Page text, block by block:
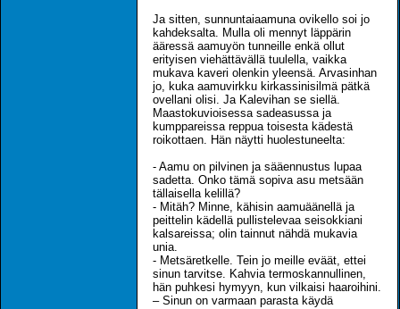
Ja sitten, sunnuntaiaamuna ovikello soi jo
kahdeksalta. Mulla oli mennyt läppärin
ääressä aamuyön tunneille enkä ollut
erityisen viehättävällä tuulella, vaikka
mukava kaveri olenkin yleensä. Arvasinhan
jo, kuka aamuvirkku kirkassinisilmä pätkä
ovellani olisi. Ja Kalevihan se siellä.
Maastokuvioisessa sadeasussa ja
kumppareissa reppua toisesta kädestä
roikottaen. Hän näytti huolestuneelta:
- Aamu on pilvinen ja sääennustus lupaa
sadetta. Onko tämä sopiva asu metsään
tällaisella kelillä?
- Mitäh? Minne, kähisin aamuäänellä ja
peittelin kädellä pullistelevaa seisokkiani
kalsareissa; olin tainnut nähdä mukavia
unia.
- Metsäretkelle. Tein jo meille eväät, ettei
sinun tarvitse. Kahvia termoskannullinen,
hän puhkesi hymyyn, kun vilkaisi haaroihini.
– Sinun on varmaan parasta käydä